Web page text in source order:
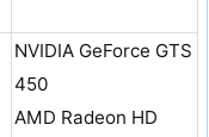
NVIDIA GeForce GTS
450
AMD Radeon HD